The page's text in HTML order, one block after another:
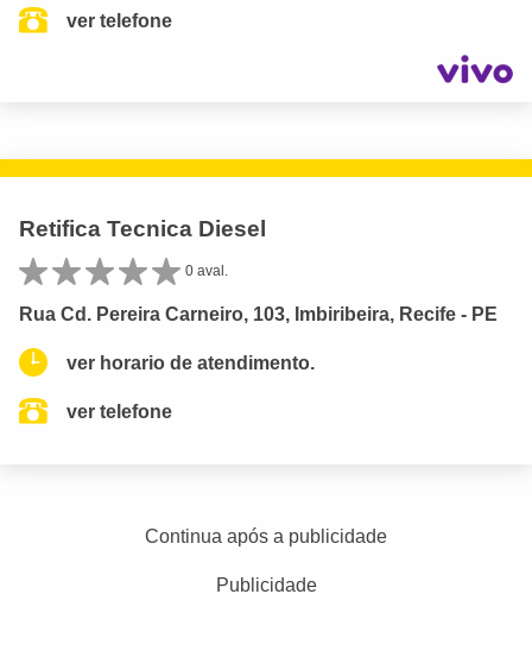
ver telefone
Retifica Tecnica Diesel
0 aval.
Rua Cd. Pereira Carneiro, 103, Imbiribeira, Recife - PE
ver horario de atendimento.
ver telefone
Continua após a publicidade
Publicidade